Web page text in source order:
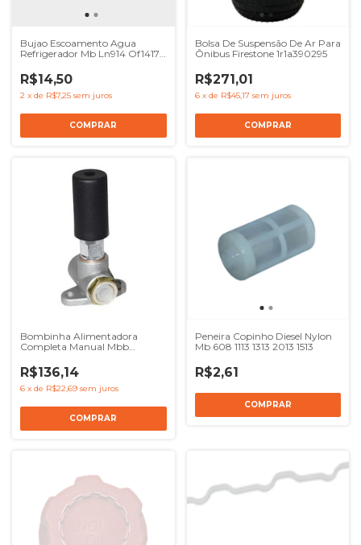
Bujao Escoamento Agua
Refrigerador Mb Ln914 Of1417
R$14,50
2 x de R$7,25 sem juros
Bolsa De Suspensão De Ar Para
Ônibus Firestone 1r1a390295
R$271,01
6 x de R$45,17 sem juros
Bombinha Alimentadora
Completa Manual Mbb
R$136,14
6 x de R$22,69 sem juros
Peneira Copinho Diesel Nylon
Mb 608 1113 1313 2013 1513
R$2,61